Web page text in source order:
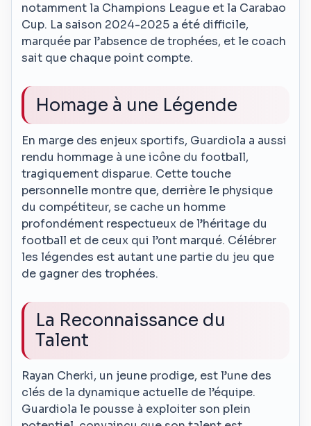
notamment la Champions League et la Carabao
Cup. La saison 2024-2025 a été difficile,
marquée par l’absence de trophées, et le coach
sait que chaque point compte.
Homage à une Légende
En marge des enjeux sportifs, Guardiola a aussi
rendu hommage à une icône du football,
tragiquement disparue. Cette touche
personnelle montre que, derrière le physique
du compétiteur, se cache un homme
profondément respectueux de l’héritage du
football et de ceux qui l’ont marqué. Célébrer
les légendes est autant une partie du jeu que
de gagner des trophées.
La Reconnaissance du
Talent
Rayan Cherki, un jeune prodige, est l’une des
clés de la dynamique actuelle de l’équipe.
Guardiola le pousse à exploiter son plein